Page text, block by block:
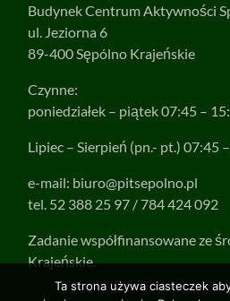
Budynek Centrum Aktywności
ul. Jeziorna 6
89-400 Sępólno Krajeńskie
Czynne:
poniedziałek – piątek 07:45 –
Lipiec – Sierpień (pn.- pt.) 07:45
e-mail: biuro@pitsepolno.pl
tel. 52 388 25 97 / 784 424 092
Zadanie współfinansowane ze
Krajeńskie.
Ta strona używa ciasteczek